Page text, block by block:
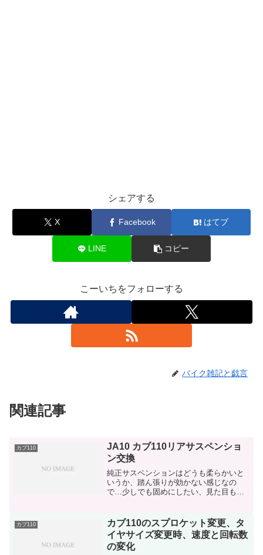
シェアする
X Facebook はてブ
LINE コピー
こーいちをフォローする
バイク雑記と戯言
関連記事
カブ110
JA10 カブ110リアサスペンショ
ン交換
純正サスペンションはどうも柔らかいと
いうか、踏ん張りが効かない感じなの
で…少しでも固めにしたい、見た目も変
発見したので衝動買いこれはレバーを動
かすとプリロードをワンタッ...
カブ110
カブ110のスプロケット変更、タ
イヤサイズ変更時、速度と回転数
の変化